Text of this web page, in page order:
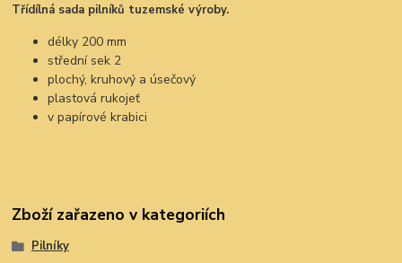
Třídílná sada pilníků tuzemské výroby.
délky 200 mm
střední sek 2
plochý, kruhový a úsečový
plastová rukojeť
v papírové krabici
Zboží zařazeno v kategoriích
Pilníky